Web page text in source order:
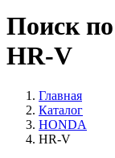
Поиск
HR-V
Главная
Каталог
HONDA
HR-V